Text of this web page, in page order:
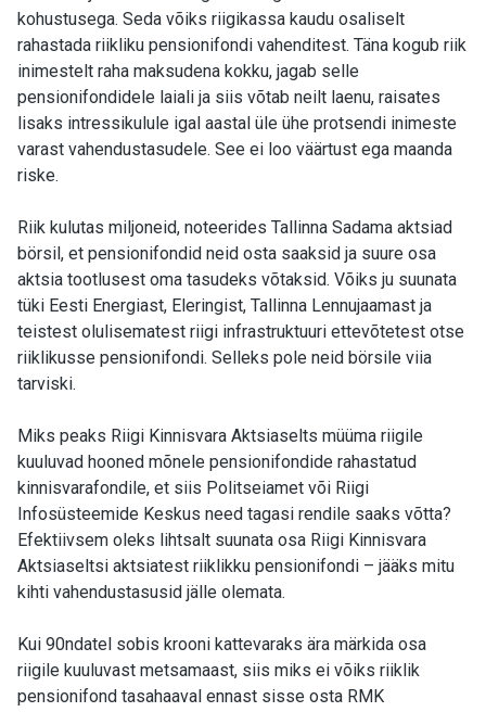
kohustusega. Seda võiks riigikassa kaudu osaliselt
rahastada riikliku pensionifondi vahenditest. Täna kogub riik
inimestelt raha maksudena kokku, jagab selle
pensionifondidele laiali ja siis võtab neilt laenu, raisates
lisaks intressikulule igal aastal üle ühe protsendi inimeste
varast vahendustasudele. See ei loo väärtust ega maanda
riske.
Riik kulutas miljoneid, noteerides Tallinna Sadama aktsiad
börsil, et pensionifondid neid osta saaksid ja suure osa
aktsia tootlusest oma tasudeks võtaksid. Võiks ju suunata
tüki Eesti Energiast, Eleringist, Tallinna Lennujaamast ja
teistest olulisematest riigi infrastruktuuri ettevõtetest otse
riiklikusse pensionifondi. Selleks pole neid börsile viia
tarviski.
Miks peaks Riigi Kinnisvara Aktsiaselts müüma riigile
kuuluvad hooned mõnele pensionifondide rahastatud
kinnisvarafondile, et siis Politseiamet või Riigi
Infosüsteemide Keskus need tagasi rendile saaks võtta?
Efektiivsem oleks lihtsalt suunata osa Riigi Kinnisvara
Aktsiaseltsi aktsiatest riiklikku pensionifondi – jääks mitu
kihti vahendustasusid jälle olemata.
Kui 90ndatel sobis krooni kattevaraks ära märkida osa
riigile kuuluvast metsamaast, siis miks ei võiks riiklik
pensionifond tasahaaval ennast sisse osta RMK